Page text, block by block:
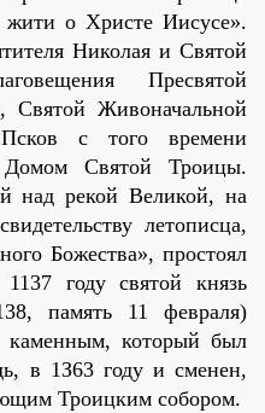
жити о Христе Иисусе».
Николая и Святой
Пресвятой
Святой Живоначальной
с того времени
Домом Святой Троицы.
над рекой Великой, на
летописца,
Божества», простоял
году святой князь
память 11 февраля)
каменным, который был
в 1З63 году и сменен,
Троицким собором.